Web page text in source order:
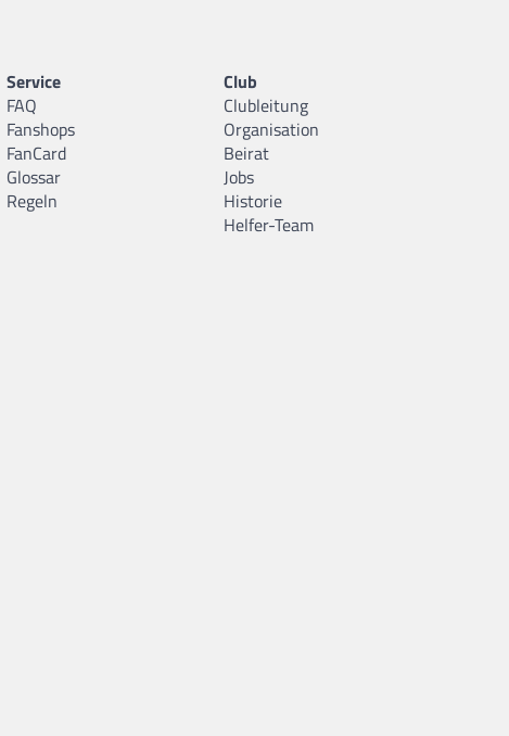
Service
FAQ
Fanshops
FanCard
Glossar
Regeln
Club
Clubleitung
Organisation
Beirat
Jobs
Historie
Helfer-Team